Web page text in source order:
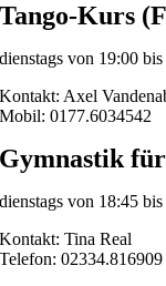
Tango-Kurs
dienstags von 19:00
Kontakt: Axel
Mobil: 0177.6034542
Gymnastik
dienstags von 18:45
Kontakt: Tina Real
Telefon: 02334.816909